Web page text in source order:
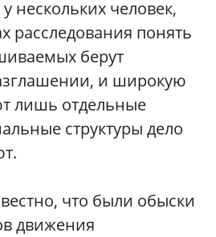
нескольких человек,
расследования понять
берут
и широкую
лишь отдельные
структуры дело
что были обыски
движения